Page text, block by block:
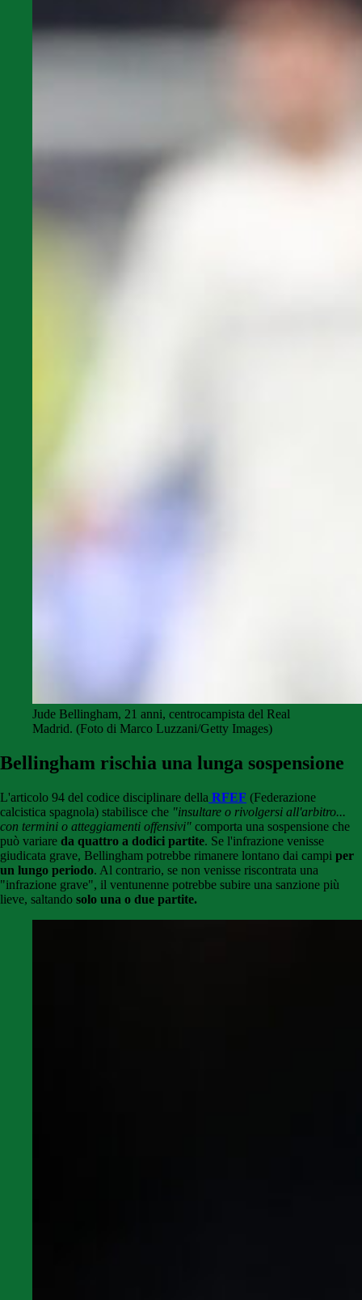
Jude Bellingham, 21 anni, centrocampista del Real
Madrid. (Foto di Marco Luzzani/Getty Images)
Bellingham rischia una lunga sospensione
L'articolo 94 del codice disciplinare della RFEF (Federazione
calcistica spagnola) stabilisce che "insultare o rivolgersi all'arbitro...
con termini o atteggiamenti offensivi" comporta una sospensione che
può variare da quattro a dodici partite. Se l'infrazione venisse
giudicata grave, Bellingham potrebbe rimanere lontano dai campi per
un lungo periodo. Al contrario, se non venisse riscontrata una
"infrazione grave", il ventunenne potrebbe subire una sanzione più
lieve, saltando solo una o due partite.